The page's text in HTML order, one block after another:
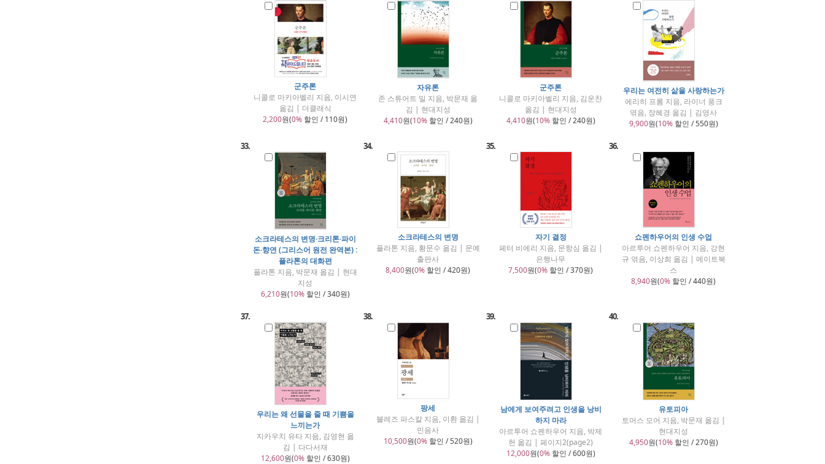
군주론
니콜로 마키아벨리 지음, 이시연
옮김 | 더클래식
2,200원(0% 할인 / 110원)
자유론
존 스튜어트 밀 지음, 박문재 옮
김 | 현대지성
4,410원(10%할인 / 240원)
군주론
니콜로 마키아벨리 지음, 김운찬
옮김 | 현대지성
4,410원(10%할인 / 240원)
우리는 여전히 삶을 사랑하는가
에리히 프롬 지음, 라이너 풍크
엮음, 장혜경 옮김 | 김영사
9,900원(10%할인 / 550원)
33.
소크라테스의 변명·크리톤·파이
돈·향연 (그리스어 원전 완역본) :
플라톤의 대화편
플라톤 지음, 박문재 옮김 | 현대
지성
6,210원(10%할인 / 340원)
34.
소크라테스의 변명
플라톤 지음, 황문수 옮김 | 문예
출판사
8,400원(0% 할인 / 420원)
35.
자기 결정
페터 비에리 지음, 문항심 옮김 |
은행나무
7,500원(0% 할인 / 370원)
36.
쇼펜하우어의 인생 수업
아르투어 쇼펜하우어 지음, 강현
규 엮음, 이상희 옮김 | 메이트북
스
8,940원(0% 할인 / 440원)
37.
우리는 왜 선물을 줄 때 기쁨을
느끼는가
지카우치 유타 지음, 김영현 옮
김 | 다다서재
12,600원(0%할인 / 630원)
38.
팡세
블레즈 파스칼 지음, 이환 옮김 |
민음사
10,500원(0%할인 / 520원)
39.
남에게 보여주려고 인생을 낭비
하지 마라
아르투어 쇼펜하우어 지음, 박제
헌 옮김 | 페이지2(page2)
12,000원(0%할인 / 600원)
40.
유토피아
토머스 모어 지음, 박문재 옮김 |
현대지성
4,950원(10%할인 / 270원)